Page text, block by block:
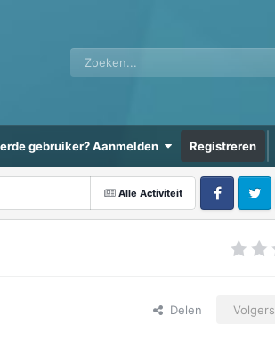
gebruiker? Aanmelden Registreren
Alle Activiteit
Delen Volgers